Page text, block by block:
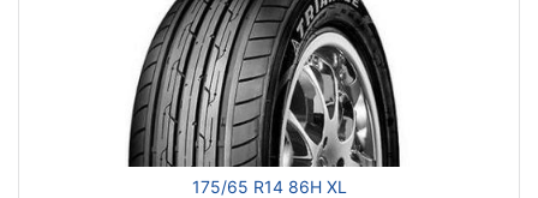
175/65 R14 86H XL